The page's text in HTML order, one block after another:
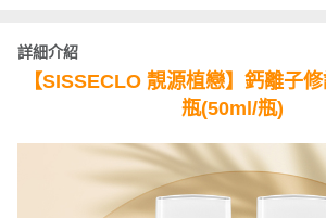
詳細介紹
【SISSECLO 靚源植戀】鈣離子
瓶(50ml/瓶)